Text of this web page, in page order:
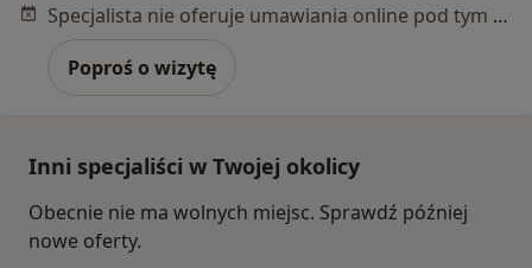
Specjalista nie oferuje umawiania online pod tym adresem.
Poproś o wizytę
Inni specjaliści w Twojej okolicy
Obecnie nie ma wolnych miejsc. Sprawdź później
nowe oferty.